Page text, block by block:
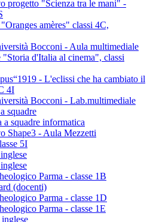
progetto "Scienza tra le mani" -
amères" classi 4C,
Bocconi - Aula multimediale
"Storia d'Italia al cinema", classi
- L'eclissi che ha cambiato il
4I
Bocconi - Lab.multimediale
squadre
a squadre informatica
Shape3 - Aula Mezzetti
5I
Parma - classe 1B
(docenti)
Parma - classe 1D
Parma - classe 1E